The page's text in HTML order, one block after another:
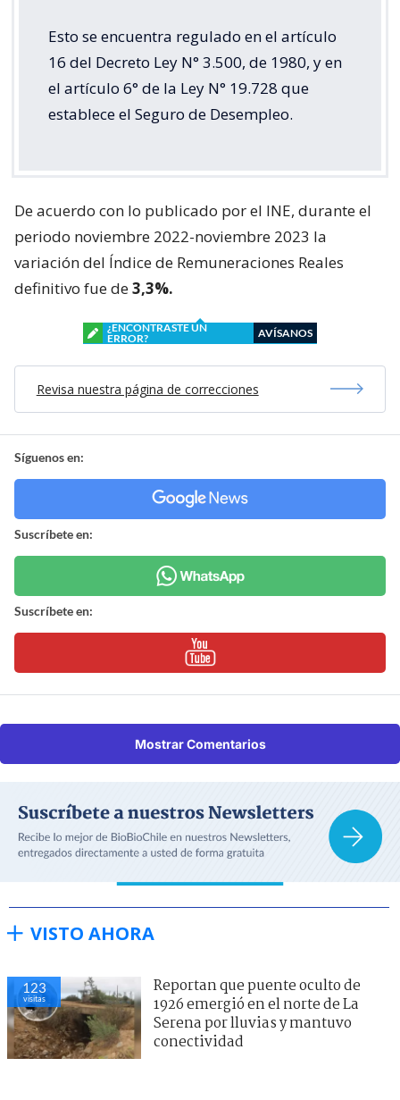
Esto se encuentra regulado en el artículo
16 del Decreto Ley N° 3.500, de 1980, y en
el artículo 6° de la Ley N° 19.728 que
establece el Seguro de Desempleo.
De acuerdo con lo publicado por el INE, durante el
periodo noviembre 2022-noviembre 2023 la
variación del Índice de Remuneraciones Reales
definitivo fue de3,3%.
¿ENCONTRASTE UN
ERROR?
AVÍSANOS
Revisa nuestra página de correcciones
Síguenos en:
Suscríbete en:
Suscríbete en:
Mostrar Comentarios
VISTO AHORA
123
visitas
Reportan que puente oculto de
1926 emergió en el norte de La
Serena por lluvias y mantuvo
conectividad